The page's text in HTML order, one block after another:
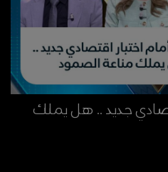
جديد .. هل يملك